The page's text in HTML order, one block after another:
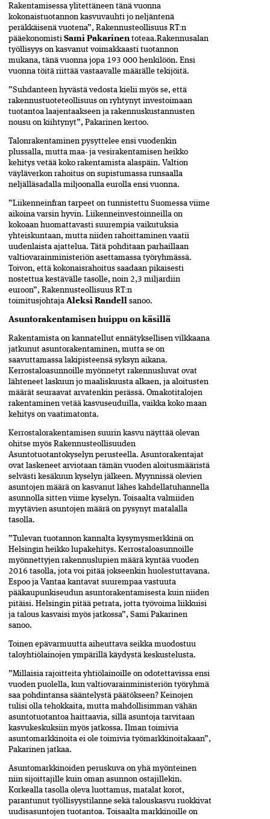
Rakentamisessa ylitettäneen tänä vuonna
kokonaistuotannon kasvuvauhti jo neljäntenä
peräkkäisenä vuotena”, Rakennusteollisuus RT:n
pääekonomisti Sami Pakarinen toteaa.Rakennusalan
työllisyys on kasvanut voimakkaasti tuotannon
mukana, tänä vuonna jopa 193 000 henkilöön. Ensi
vuonna töitä riittää vastaavalle määrälle tekijöitä.
”Suhdanteen hyvästä vedosta kielii myös se, että
rakennustuoteteollisuus on ryhtynyt investoimaan
tuotantoa laajentaakseen ja rakennuskustannusten
nousu on kiihtynyt”, Pakarinen kertoo.
Talonrakentaminen pysyttelee ensi vuodenkin
plussalla, mutta maa- ja vesirakentamisen heikko
kehitys vetää koko rakentamista alaspäin. Valtion
väyläverkon rahoitus on supistumassa runsaalla
neljälläsadalla miljoonalla eurolla ensi vuonna.
”Liikenneinfran tarpeet on tunnistettu Suomessa viime
aikoina varsin hyvin. Liikenneinvestoinneilla on
kokoaan huomattavasti suurempia vaikutuksia
yhteiskuntaan, mutta niiden rahoittaminen vaatii
uudenlaista ajattelua. Tätä pohditaan parhaillaan
valtiovarainministeriön asettamassa työryhmässä.
Toivon, että kokonaisrahoitus saadaan pikaisesti
nostettua kestävälle tasolle, noin 2,3 miljardiin
euroon”, Rakennusteollisuus RT:n
toimitusjohtaja Aleksi Randell sanoo.
Asuntorakentamisen huippu on käsillä
Rakentamista on kannatellut ennätyksellisen vilkkaana
jatkunut asuntorakentaminen, mutta se on
saavuttamassa lakipisteensä syksyn aikana.
Kerrostaloasunnoille myönnetyt rakennusluvat ovat
lähteneet laskuun jo maaliskuusta alkaen, ja aloitusten
määrät seuraavat arvatenkin perässä. Omakotitalojen
rakentaminen vetää kasvuseuduilla, vaikka koko maan
kehitys on vaatimatonta.
Kerrostalorakentamisen suurin kasvu näyttää olevan
ohitse myös Rakennusteollisuuden
Asuntotuotantokyselyn perusteella. Asuntorakentajat
ovat laskeneet arviotaan tämän vuoden aloitusmääristä
selvästi kesäkuun kyselyn jälkeen. Myynnissä olevien
asuntojen määrä on kasvanut lähes kahdellatuhannella
asunnolla sitten viime kyselyn. Toisaalta valmiiden
myytävien asuntojen määrä on pysynyt matalalla
tasolla.
”Tulevan tuotannon kannalta kysymysmerkkinä on
Helsingin heikko lupakehitys. Kerrostaloasunnoille
myönnettyjen rakennuslupien määrä kyntää vuoden
2016 tasolla, jota voi pitää jokseenkin huolestuttavana.
Espoo ja Vantaa kantavat suurempaa vastuuta
pääkaupunkiseudun asuntorakentamisesta kuin niiden
pitäisi. Helsingin pitää petrata, jotta työvoima liikkuisi
ja talous kasvaisi myös jatkossa”, Sami Pakarinen
sanoo.
Toinen epävarmuutta aiheuttava seikka muodostuu
taloyhtiölainojen ympärillä käydystä keskustelusta.
”Millaisia rajoitteita yhtiölainoille on odotettavissa ensi
vuoden puolella, kun valtiovarainministeriön työryhmä
saa pohdintansa sääntelystä päätökseen? Keinojen
tulisi olla tehokkaita, mutta mahdollisimman vähän
asuntotuotantoa haittaavia, sillä asuntoja tarvitaan
kasvukeskuksiin myös jatkossa. Ilman toimivia
asuntomarkkinoita ei ole toimivia työmarkkinoitakaan”,
Pakarinen jatkaa.
Asuntomarkkinoiden peruskuva on yhä myönteinen
niin sijoittajille kuin oman asunnon ostajillekin.
Korkealla tasolla oleva luottamus, matalat korot,
parantunut työllisyystilanne sekä talouskasvu ruokkivat
uudisasuntojen tuotantoa. Toisaalta markkinoille on